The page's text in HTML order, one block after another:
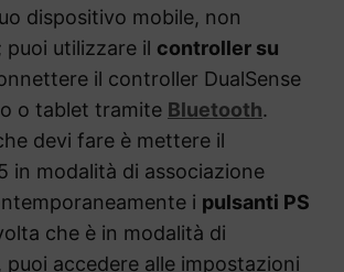
dispositivo mobile, non
utilizzare il controller su
il controller DualSense
o tablet tramite Bluetooth.
devi fare è mettere il
in modalità di associazione
i pulsanti PS
che è in modalità di
puoi accedere alle impostazioni